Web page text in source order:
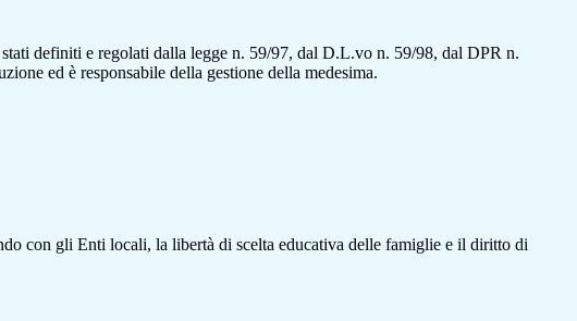
definiti e regolati dalla legge n. 59/97, dal D.L.vo n. 59/98, dal DPR n.
ed è responsabile della gestione della medesima.
con gli Enti locali, la libertà di scelta educativa delle famiglie e il diritto di